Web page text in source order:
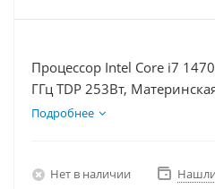
Процессор Intel Core i7
ГГц TDP 253Вт,
E, Видеокарта RTX 4070S
Подробнее
Нет в наличии